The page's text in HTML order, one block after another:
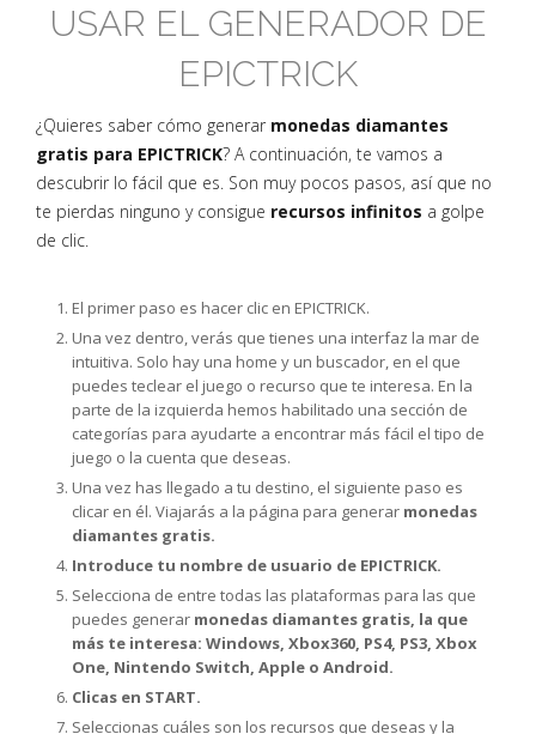
USAR EL GENERADOR DE
EPICTRICK
¿Quieres saber cómo generar monedas diamantes
gratis para EPICTRICK? A continuación, te vamos a
descubrir lo fácil que es. Son muy pocos pasos, así que no
te pierdas ninguno y consigue recursos infinitos a golpe
de clic.
El primer paso es hacer clic en EPICTRICK.
Una vez dentro, verás que tienes una interfaz la mar de
intuitiva. Solo hay una home y un buscador, en el que
puedes teclear el juego o recurso que te interesa. En la
parte de la izquierda hemos habilitado una sección de
categorías para ayudarte a encontrar más fácil el tipo de
juego o la cuenta que deseas.
Una vez has llegado a tu destino, el siguiente paso es
clicar en él. Viajarás a la página para generar monedas
diamantes gratis.
Introduce tu nombre de usuario de EPICTRICK.
Selecciona de entre todas las plataformas para las que
puedes generar monedas diamantes gratis, la que
más te interesa: Windows, Xbox360, PS4, PS3, Xbox
One, Nintendo Switch, Apple o Android.
Clicas en START.
Seleccionas cuáles son los recursos que deseas y la